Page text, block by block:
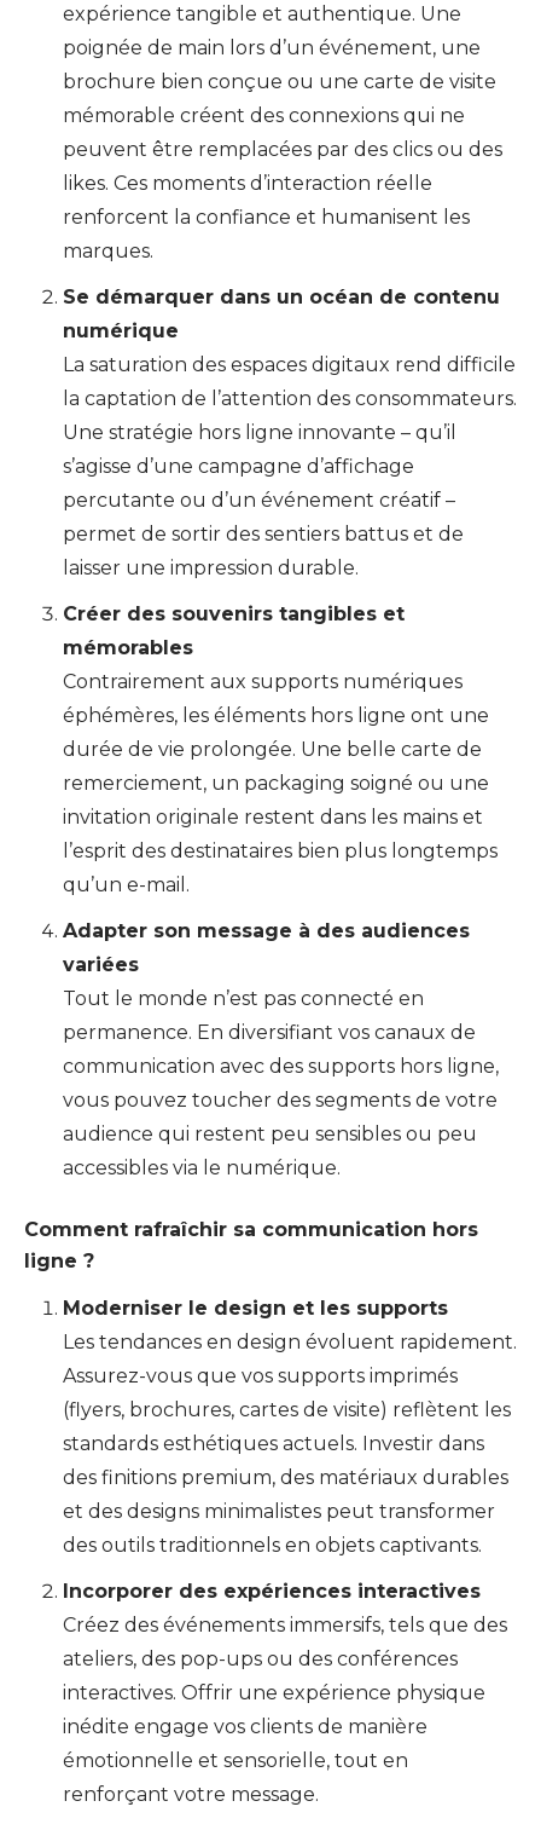
expérience tangible et authentique. Une
poignée de main lors d’un événement, une
brochure bien conçue ou une carte de visite
mémorable créent des connexions qui ne
peuvent être remplacées par des clics ou des
likes. Ces moments d’interaction réelle
renforcent la confiance et humanisent les
marques.
Se démarquer dans un océan de contenu
numérique
La saturation des espaces digitaux rend difficile
la captation de l’attention des consommateurs.
Une stratégie hors ligne innovante – qu’il
s’agisse d’une campagne d’affichage
percutante ou d’un événement créatif –
permet de sortir des sentiers battus et de
laisser une impression durable.
Créer des souvenirs tangibles et
mémorables
Contrairement aux supports numériques
éphémères, les éléments hors ligne ont une
durée de vie prolongée. Une belle carte de
remerciement, un packaging soigné ou une
invitation originale restent dans les mains et
l’esprit des destinataires bien plus longtemps
qu’un e-mail.
Adapter son message à des audiences
variées
Tout le monde n’est pas connecté en
permanence. En diversifiant vos canaux de
communication avec des supports hors ligne,
vous pouvez toucher des segments de votre
audience qui restent peu sensibles ou peu
accessibles via le numérique.
Comment rafraîchir sa communication hors
ligne ?
Moderniser le design et les supports
Les tendances en design évoluent rapidement.
Assurez-vous que vos supports imprimés
(flyers, brochures, cartes de visite) reflètent les
standards esthétiques actuels. Investir dans
des finitions premium, des matériaux durables
et des designs minimalistes peut transformer
des outils traditionnels en objets captivants.
Incorporer des expériences interactives
Créez des événements immersifs, tels que des
ateliers, des pop-ups ou des conférences
interactives. Offrir une expérience physique
inédite engage vos clients de manière
émotionnelle et sensorielle, tout en
renforçant votre message.